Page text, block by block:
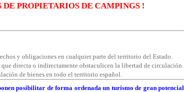
DE PROPIETARIOS DE CAMPINGS !
y obligaciones en cualquier parte del territorio del Estado.
directa o indirectamente obstaculicen la libertad de circulación
de bienes en todo el territorio español.
posibilitar de forma ordenada un turismo de gran potencial